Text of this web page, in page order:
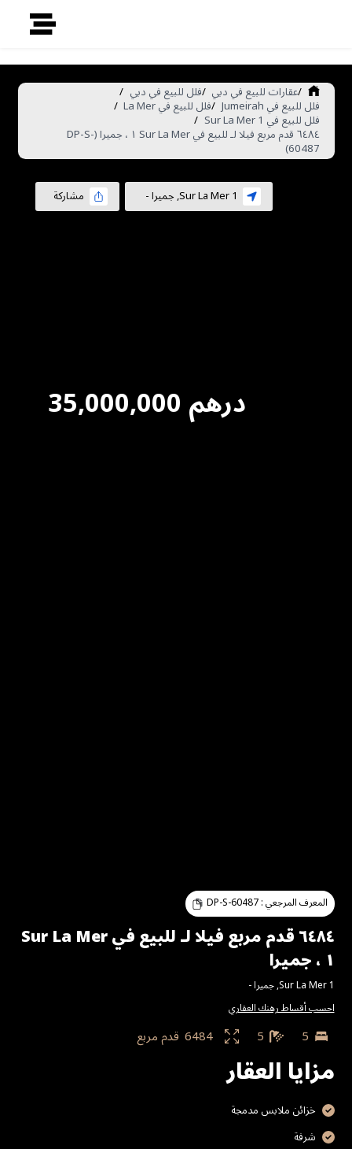
/عقارات للبيع في دبي /فلل للبيع في دبي /
فلل للبيع في Jumeirah /فلل للبيع في La Mer /
فلل للبيع في Sur La Mer 1 /
٦٤٨٤ قدم مربع فيلا لـ للبيع في Sur La Mer ١ ، جميرا (DP-S-
60487)
Sur La Mer 1
,جميرا- مشاركة
درهم35,000,000
المعرف المرجعي :DP-S-60487
٦٤٨٤ قدم مربع فيلا لـ للبيع في Sur La Mer
١ ، جميرا
Sur La Mer 1
,جميرا-
احسب أقساط رهنك العقاري
5
5
6484 قدم مربع
مزايا العقار
خزائن ملابس مدمجة
شرفة